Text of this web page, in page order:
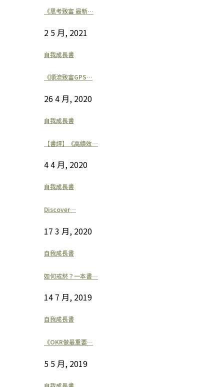
《思考致富 最新…
2 5 月, 2021
自我成長書
《順流致富GPS…
26 4 月, 2020
自我成長書
【書評】《高績效…
4 4 月, 2020
自我成長書
Discover…
17 3 月, 2020
自我成長書
如何戒菸？一本書…
14 7 月, 2019
自我成長書
《OKR做最重要…
5 5 月, 2019
自我成長書